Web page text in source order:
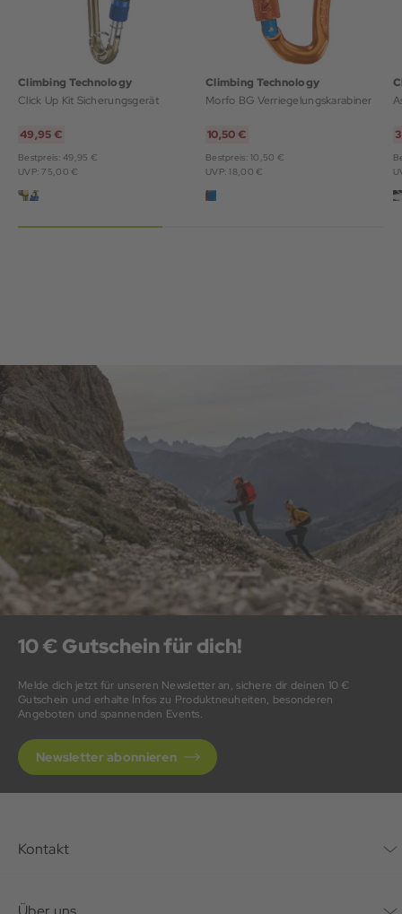
Climbing Technology
Click Up Kit Sicherungsgerät
49,95 €
Bestpreis: 49,95 €
UVP: 75,00 €
Climbing Technology
Morfo BG Verriegelungskarabiner
10,50 €
Bestpreis: 10,50 €
UVP: 18,00 €
10 € Gutschein für dich!
Melde dich jetzt für unseren Newsletter an, sichere dir deinen 10 €
Gutschein und erhalte Infos zu Produktneuheiten, besonderen
Angeboten und spannenden Events.
Newsletter abonnieren
Kontakt